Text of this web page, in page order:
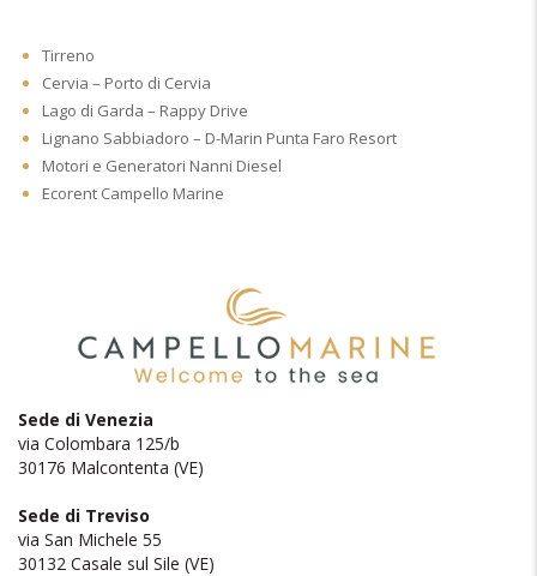
Tirreno
Cervia – Porto di Cervia
Lago di Garda – Rappy Drive
Lignano Sabbiadoro – D-Marin Punta Faro Resort
Motori e Generatori Nanni Diesel
Ecorent Campello Marine
Sede di Venezia
via Colombara 125/b
30176 Malcontenta (VE)
Sede di Treviso
via San Michele 55
30132 Casale sul Sile (VE)